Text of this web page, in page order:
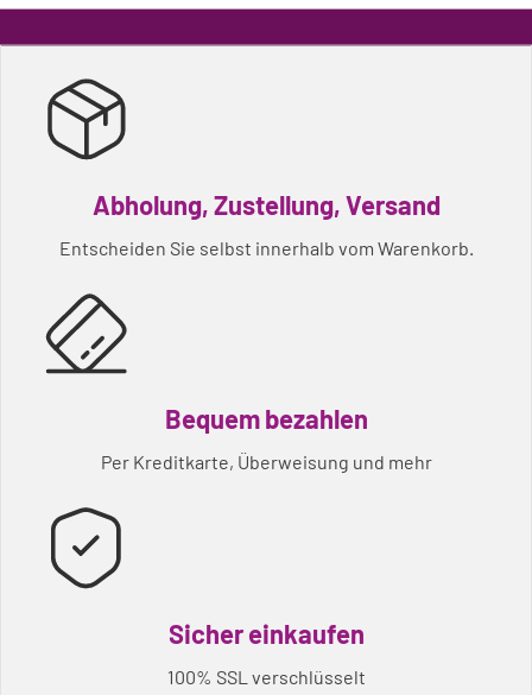
Abholung, Zustellung, Versand
Entscheiden Sie selbst innerhalb vom Warenkorb.
Bequem bezahlen
Per Kreditkarte, Überweisung und mehr
Sicher einkaufen
100% SSL verschlüsselt